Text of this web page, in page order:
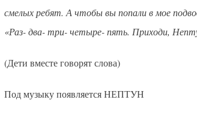
смелых ребят. А чтобы вы попали в мое
«Раз- два- три- четыре- пять. Приходи,
(Дети вместе говорят слова)
Под музыку появляется НЕПТУН